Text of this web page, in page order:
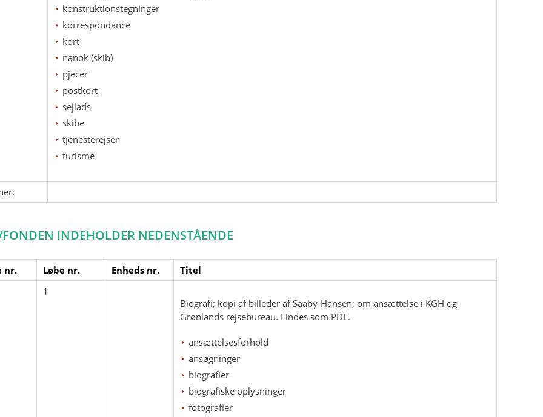
konstruktionstegninger
korrespondance
kort
nanok (skib)
pjecer
postkort
sejlads
skibe
tjenesterejser
turisme
INDEHOLDER NEDENSTÅENDE
nr. Løbe nr. Enheds nr.
Titel
1
Biografi; kopi af billeder af Saaby-Hansen; om ansættelse i KGH og
Grønlands rejsebureau. Findes som PDF.
ansættelsesforhold
ansøgninger
biografier
biografiske oplysninger
fotografier